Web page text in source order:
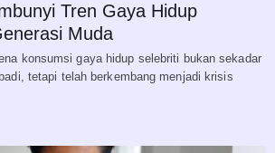
Tren Gaya Hidup
Muda
konsumsi gaya hidup selebriti bukan sekadar
tetapi telah berkembang menjadi krisis